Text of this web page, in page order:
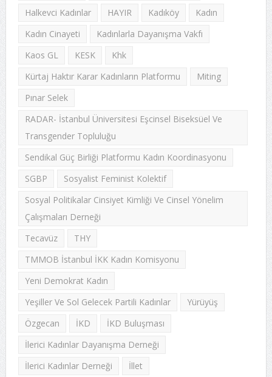
Halkevci Kadınlar
HAYIR Kadıköy
Kadın
Kadın Cinayeti
Kadınlarla Dayanışma Vakfı
Kaos GL
KESK
Khk
Kürtaj Haktır Karar Kadınların Platformu
Miting
Pınar Selek
RADAR- İstanbul Üniversitesi Eşcinsel Biseksüel Ve
Transgender Topluluğu
Sendikal Güç Birliği Platformu Kadın Koordinasyonu
SGBP
Sosyalist Feminist Kolektif
Sosyal Politikalar Cinsiyet Kimliği Ve Cinsel Yönelim
Çalışmaları Derneği
Tecavüz
THY
TMMOB İstanbul İKK Kadın Komisyonu
Yeni Demokrat Kadın
Yeşiller Ve Sol Gelecek Partili Kadınlar
Yürüyüş
Özgecan
İKD
İKD Buluşması
İlerici Kadınlar Dayanışma Derneği
İlerici Kadınlar Derneği
İllet